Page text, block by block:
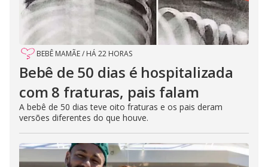
BEBÊ MAMÃE/ HÁ 22 HORAS
Bebê de 50 dias é hospitalizada
com 8 fraturas, pais falam
A bebê de 50 dias teve oito fraturas e os pais deram
versões diferentes do que houve.